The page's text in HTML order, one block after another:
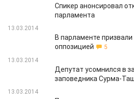
Спикер анонсировал
парламента
13.03.2014
В парламенте призвали
оппозицией
5
13.03.2014
Депутат усомнился в
заповедника Сурма-
13.03.2014